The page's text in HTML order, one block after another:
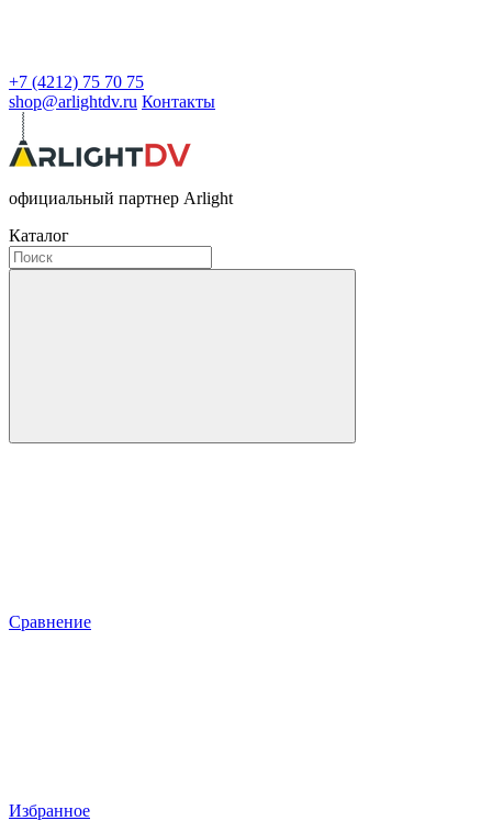
+7 (4212) 75 70 75
shop@arlightdv.ru Контакты
официальный партнер Arlight
Каталог
Сравнение
Избранное